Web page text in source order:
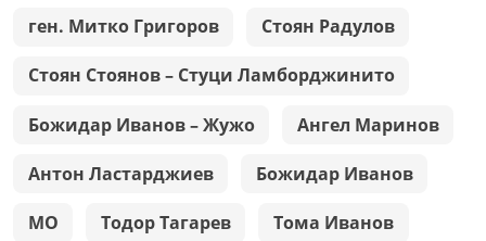
ген. Митко Григоров Стоян Радулов
Стоян Стоянов – Стуци Ламборджинито
Божидар Иванов – Жужо Ангел Маринов
Антон Ластарджиев Божидар Иванов
МО Тодор Тагарев Тома Иванов